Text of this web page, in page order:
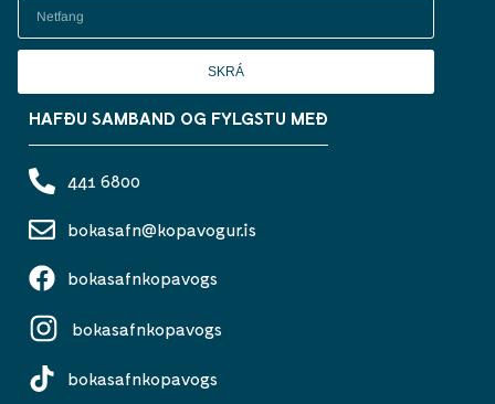
SKRÁ
HAFÐU SAMBAND OG FYLGSTU MEÐ
441 6800
bokasafn@kopavogur.is
bokasafnkopavogs
bokasafnkopavogs
bokasafnkopavogs